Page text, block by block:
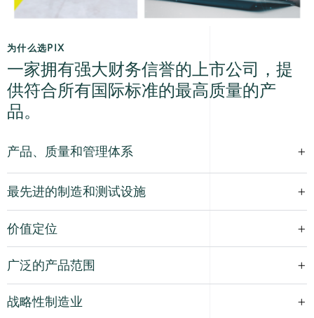
为什么选PIX
一家拥有强大财务信誉的上市公司，提
供符合所有国际标准的最高质量的产
品。
产品、质量和管理体系
最先进的制造和测试设施
价值定位
广泛的产品范围
战略性制造业